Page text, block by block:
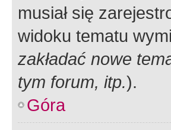
musiał się
widoku tematu
zakładać nowe
tym forum, itp.).
Góra